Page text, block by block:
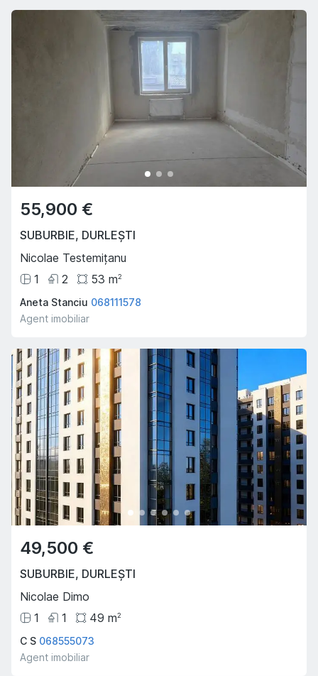
55,900 €
SUBURBIE, DURLEȘTI
Nicolae Testemițanu
1
2 53 m2
Aneta Stanciu 068111578
Agent imobiliar
49,500 €
SUBURBIE, DURLEȘTI
Nicolae Dimo
1
1 49 m2
C S 068555073
Agent imobiliar